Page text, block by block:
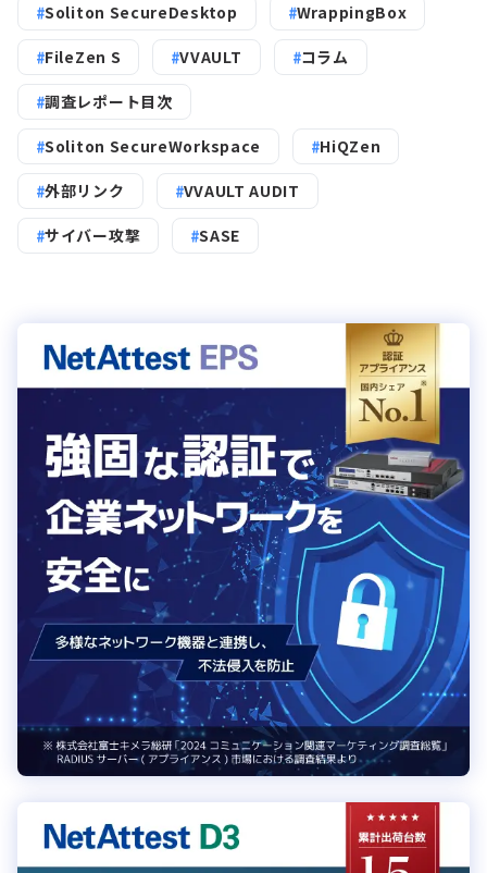
Soliton SecureDesktop WrappingBox
FileZen S VVAULT コラム
調査レポート目次
Soliton SecureWorkspace HiQZen
外部リンク VVAULT AUDIT
サイバー攻撃 SASE